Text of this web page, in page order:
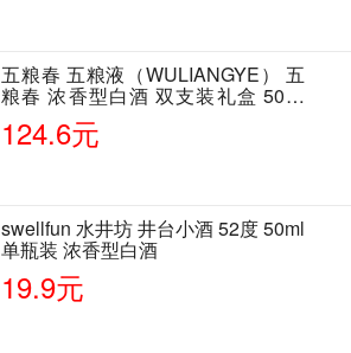
五粮春 五粮液（WULIANGYE） 五
粮春 浓香型白酒 双支装礼盒 50度
500ml*2瓶 含酒具
124.6元
swellfun 水井坊 井台小酒 52度 50ml
单瓶装 浓香型白酒
19.9元